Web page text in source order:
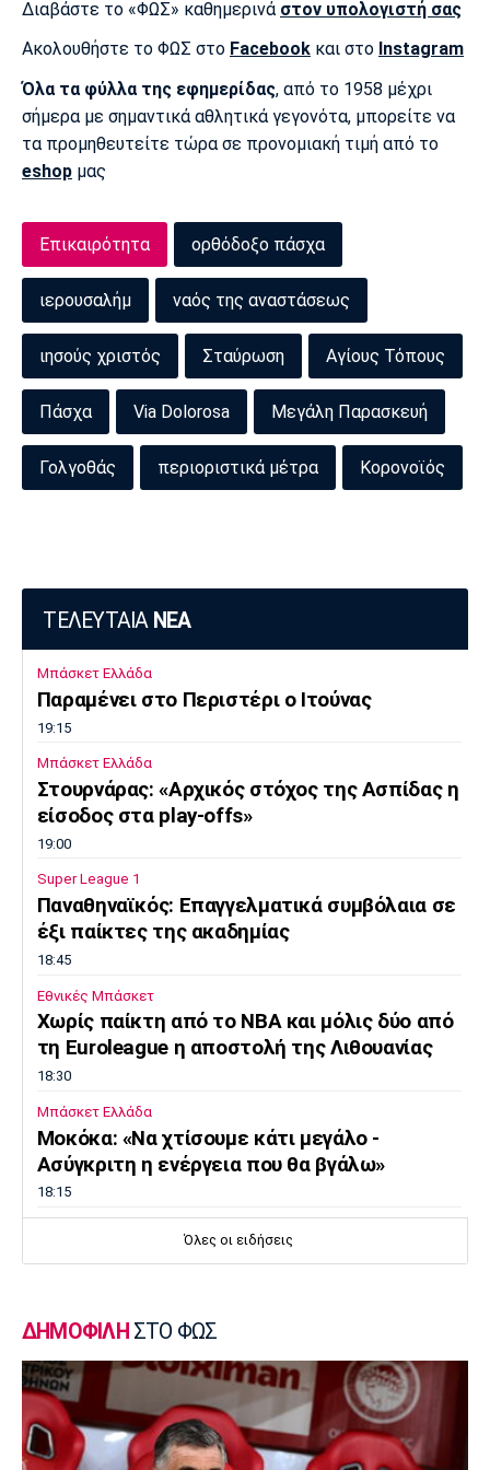
Διαβάστε το «ΦΩΣ» καθημερινά στον υπολογιστή σας
Ακολουθήστε το ΦΩΣ στο Facebook και στο Instagram
Όλα τα φύλλα της εφημερίδας, από το 1958 μέχρι
σήμερα με σημαντικά αθλητικά γεγονότα, μπορείτε να
τα προμηθευτείτε τώρα σε προνομιακή τιμή από το
eshop μας
Επικαιρότητα ορθόδοξο πάσχα
ιερουσαλήμ ναός της αναστάσεως
ιησούς χριστός Σταύρωση Αγίους Τόπους
Πάσχα Via Dolorosa Μεγάλη Παρασκευή
Γολγοθάς περιοριστικά μέτρα Κορονοϊός
ΤΕΛΕΥΤΑΙΑ ΝΕΑ
Μπάσκετ Ελλάδα
Παραμένει στο Περιστέρι ο Ιτούνας
19:15
Μπάσκετ Ελλάδα
Στουρνάρας: «Αρχικός στόχος της Ασπίδας η
είσοδος στα play-offs»
19:00
Super League 1
Παναθηναϊκός: Επαγγελματικά συμβόλαια σε
έξι παίκτες της ακαδημίας
18:45
Εθνικές Μπάσκετ
Χωρίς παίκτη από το ΝΒΑ και μόλις δύο από
τη Euroleague η αποστολή της Λιθουανίας
18:30
Μπάσκετ Ελλάδα
Μοκόκα: «Να χτίσουμε κάτι μεγάλο -
Ασύγκριτη η ενέργεια που θα βγάλω»
18:15
Ισπανία - Ελλάδα 96-86: Ήττα στην πρεμιέρα
Ποδόσφαιρο - Διεθνή
Η Νορβηγία καλεί τον Ινφαντίνο να
παραιτηθεί
18:00
Super League 1
Όλες οι ειδήσεις
ΔΗΜΟΦΙΛΗ ΣΤΟ ΦΩΣ